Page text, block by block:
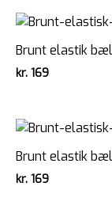
Brunt elastik
kr. 169
Brunt elastik
kr. 169